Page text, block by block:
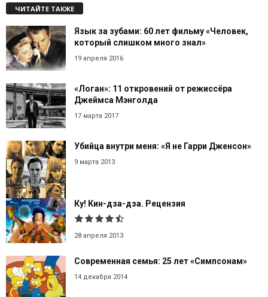
ЧИТАЙТЕ ТАКЖЕ
Язык за зубами: 60 лет фильму «Человек,
который слишком много знал»
19 апреля 2016
«Логан»: 11 откровений от режиссёра
Джеймса Мэнголда
17 марта 2017
Убийца внутри меня: «Я не Гарри Дженсон»
9 марта 2013
Ку! Кин-дза-дза. Рецензия
28 апреля 2013
Современная семья: 25 лет «Симпсонам»
14 декабря 2014